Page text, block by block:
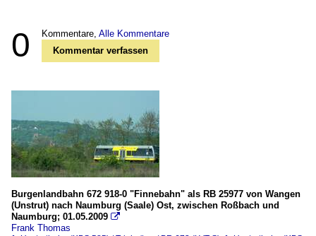
0 Kommentare, Alle Kommentare
Kommentar verfassen
Burgenlandbahn 672 918-0 "Finnebahn" als RB 25977 von Wangen
(Unstrut) nach Naumburg (Saale) Ost, zwischen Roßbach und
Naumburg; 01.05.2009 
Frank Thomas